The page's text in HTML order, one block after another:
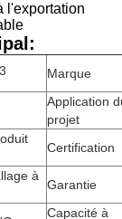
l'exportation
Marque
Application
projet
Certification
à
Garantie
Capacité à